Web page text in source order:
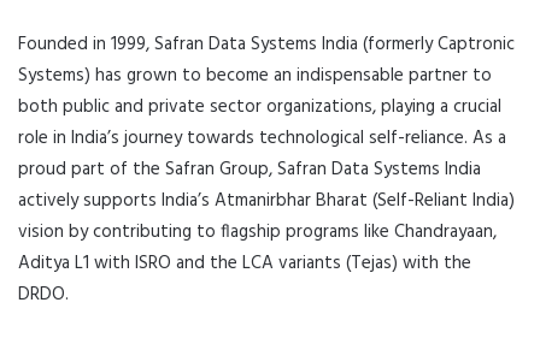
Founded in 1999, Safran Data Systems India (formerly Captronic
Systems) has grown to become an indispensable partner to
both public and private sector organizations, playing a crucial
role in India’s journey towards technological self-reliance. As a
proud part of the Safran Group, Safran Data Systems India
actively supports India’s Atmanirbhar Bharat (Self-Reliant India)
vision by contributing to flagship programs like Chandrayaan,
Aditya L1 with ISRO and the LCA variants (Tejas) with the
DRDO.